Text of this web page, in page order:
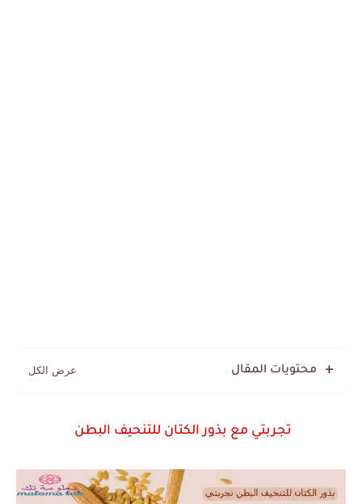
محتويات المقال
تجربتي مع بذور الكتان للتنحيف البطن